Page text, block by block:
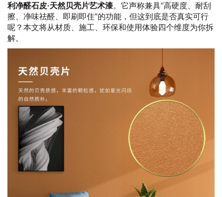
利净醛石皮·天然贝壳片艺术漆。它声称兼具“高硬度、耐刮
擦、净味祛醛、即刷即住”的功能，但这到底是否真实可行
呢？本文将从材质、施工、环保和使用体验四个维度为你拆
解。